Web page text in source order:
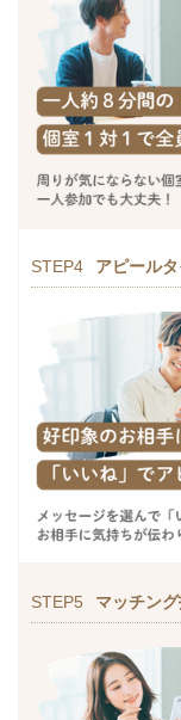
STEP4 アピール
STEP5 マッチン